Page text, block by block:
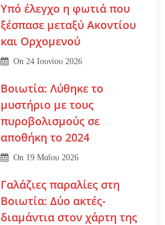
Υπό έλεγχο η φωτιά που
ξέσπασε μεταξύ Ακοντίου
και Ορχομενού
On 24 Ιουνίου 2026
Βοιωτία: Λύθηκε το
μυστήριο με τους
πυροβολισμούς σε
αποθήκη το 2024
On 19 Μαΐου 2026
Γαλάζιες παραλίες στη
Βοιωτία: Δύο ακτές-
διαμάντια στον χάρτη της